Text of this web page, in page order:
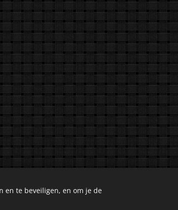
Creations. Oosseldstraat 8, Doetinchem,
en te beveiligen, en om je de